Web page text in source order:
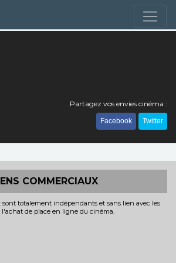
Partagez vos envies cinéma :
Facebook Twitter
COMMERCIAUX
sont totalement indépendants et sans lien avec les
l'achat de place en ligne du cinéma.